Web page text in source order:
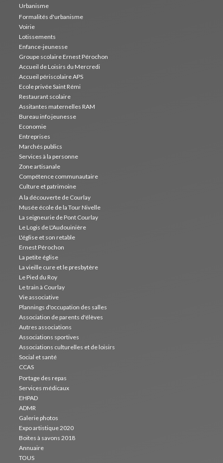
Urbanisme
Formalités d'urbanisme
Voirie
Lotissements
Enfance-jeunesse
Groupe scolaire Ernest Pérochon
Accueil de Loisirs du Mercredi
Accueil périscolaire APS
Ecole privée Saint Rémi
Restaurant scolaire
Assitantes maternelles RAM
Bureau info jeunesse
Economie
Entreprises
Marchés publics
Services à la personne
Zone artisanale
Compétence communautaire
Culture et patrimoine
A la découverte de Courlay
Musée école de la Tour Nivelle
La seigneurie de Pont Courlay
Le Logis de L'Audouinière
L'église et son retable
Ernest Pérochon
La petite église
La vieille cure et le presbytère
Le Pied du Roy
Le train à Courlay
Vie associative
Plannings d'occupation des salles
Association de parents d'élèves
Autres associations
Associations sportives
Associations culturelles et de loisirs
Social et santé
CCAS
Portage des repas
Services médicaux
EHPAD
ADMR
Galerie photos
Expo artistique 2020
Boites à savons 2018
Annuaire
TOUS